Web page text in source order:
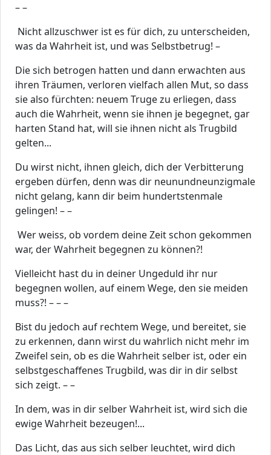
– –
Nicht allzuschwer ist es für dich, zu unterscheiden,
was da Wahrheit ist, und was Selbstbetrug! –
Die sich betrogen hatten und dann erwachten aus
ihren Träumen, verloren vielfach allen Mut, so dass
sie also fürchten: neuem Truge zu erliegen, dass
auch die Wahrheit, wenn sie ihnen je begegnet, gar
harten Stand hat, will sie ihnen nicht als Trugbild
gelten...
Du wirst nicht, ihnen gleich, dich der Verbitterung
ergeben dürfen, denn was dir neunundneunzigmale
nicht gelang, kann dir beim hundertstenmale
gelingen! – –
Wer weiss, ob vordem deine Zeit schon gekommen
war, der Wahrheit begegnen zu können?!
Vielleicht hast du in deiner Ungeduld ihr nur
begegnen wollen, auf einem Wege, den sie meiden
muss?! – – –
Bist du jedoch auf rechtem Wege, und bereitet, sie
zu erkennen, dann wirst du wahrlich nicht mehr im
Zweifel sein, ob es die Wahrheit selber ist, oder ein
selbstgeschaffenes Trugbild, was dir in dir selbst
sich zeigt. – –
In dem, was in dir selber Wahrheit ist, wird sich die
ewige Wahrheit bezeugen!...
Das Licht, das aus sich selber leuchtet, wird dich